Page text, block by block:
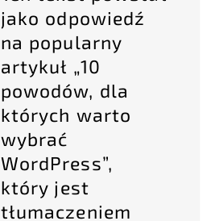
jako odpowiedź
na popularny
artykuł „10
powodów, dla
których warto
wybrać
WordPress”,
który jest
tłumaczeniem